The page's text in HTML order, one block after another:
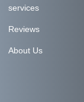
services
Reviews
About Us